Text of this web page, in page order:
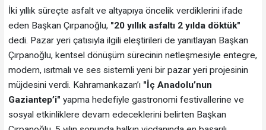
İki yıllık süreçte asfalt ve altyapıya öncelik verdiklerini ifade
eden Başkan Çırpanoğlu,"20 yıllık asfaltı 2 yılda döktük"
dedi. Pazar yeri çatısıyla ilgili eleştirileri de yanıtlayan Başkan
Çırpanoğlu, kentsel dönüşüm sürecinin netleşmesiyle entegre,
modern, ısıtmalı ve ses sistemli yeni bir pazar yeri projesinin
müjdesini verdi. Kahramankazan’ı "İç Anadolu’nun
Gaziantep’i" yapma hedefiyle gastronomi festivallerine ve
sosyal etkinliklere devam edeceklerini belirten Başkan